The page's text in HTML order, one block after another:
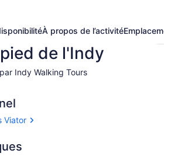
À propos de l’activitéEmplacement
de l'Indy
Indy Walking Tours
Viator